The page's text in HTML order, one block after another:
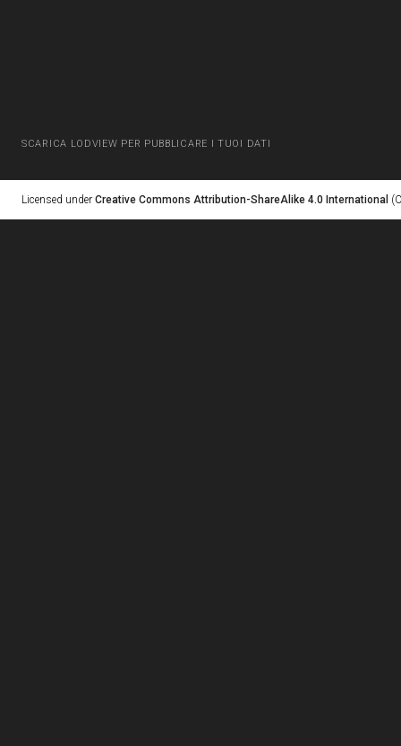
SCARICA LODVIEW PER PUBBLICARE I TUOI DATI
Licensed under Creative Commons Attribution-ShareAlike 4.0 International